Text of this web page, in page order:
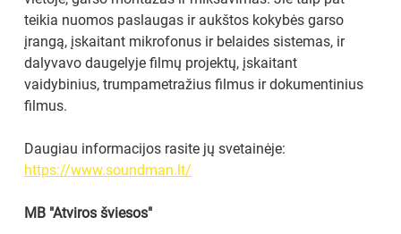
teikia nuomos paslaugas ir aukštos kokybės garso
įrangą, įskaitant mikrofonus ir belaides sistemas, ir
dalyvavo daugelyje filmų projektų, įskaitant
vaidybinius, trumpametražius filmus ir dokumentinius
filmus.
Daugiau informacijos rasite jų svetainėje:
https://www.soundman.lt/
MB "Atviros šviesos"